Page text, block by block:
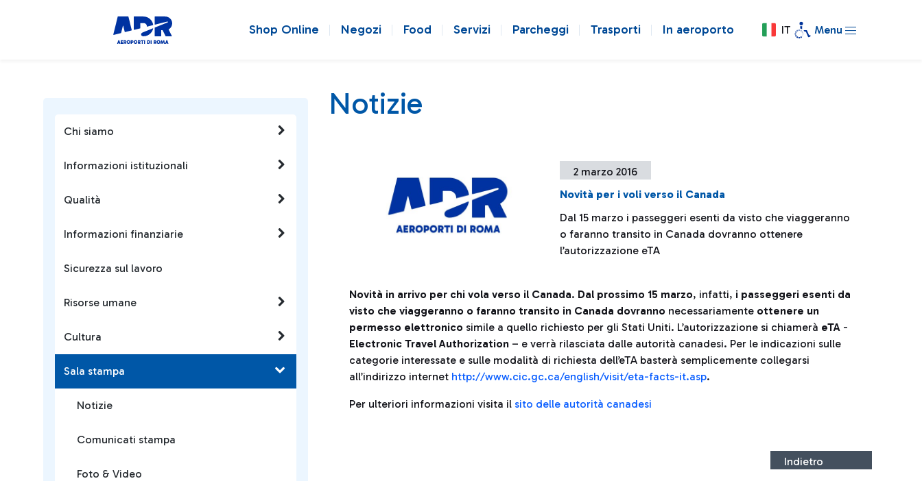
Shop Online Negozi Food Servizi Parcheggi Trasporti In aeroporto IT Menu
Chi siamo
Informazioni istituzionali
Qualità
Informazioni finanziarie
Sicurezza sul lavoro
Risorse umane
Cultura
Sala stampa
Notizie
Comunicati stampa
Foto & Video
Notizie
2 marzo 2016
Novità per i voli verso il Canada
Dal 15 marzo i passeggeri esenti da visto che viaggeranno
o faranno transito in Canada dovranno ottenere
l’autorizzazione eTA
Novità in arrivo per chi vola verso il Canada. Dal prossimo 15 marzo, infatti, i passeggeri esenti da
visto che viaggeranno o faranno transito in Canada dovranno necessariamente ottenere un
permesso elettronico simile a quello richiesto per gli Stati Uniti. L’autorizzazione si chiamerà eTA -
Electronic Travel Authorization – e verrà rilasciata dalle autorità canadesi. Per le indicazioni sulle
categorie interessate e sulle modalità di richiesta dell’eTA basterà semplicemente collegarsi
all’indirizzo internet http://www.cic.gc.ca/english/visit/eta-facts-it.asp.
Per ulteriori informazioni visita il sito delle autorità canadesi
Indietro